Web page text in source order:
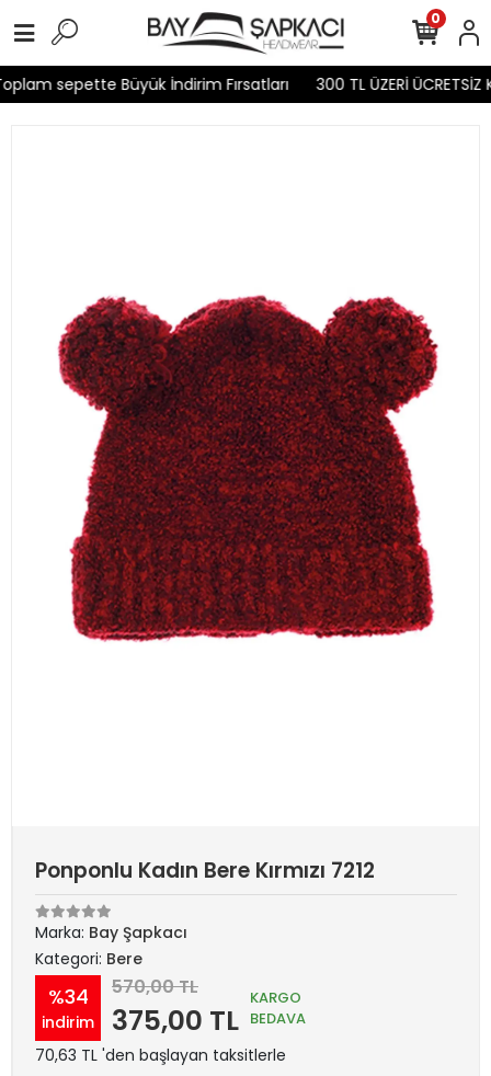
sepette Büyük İndirim Fırsatları 300 TL ÜZERİ ÜCRETSİZ
0
Ponponlu Kadın Bere Kırmızı 7212
Marka: Bay Şapkacı
Kategori: Bere
%34
indirim
570,00 TL
375,00 TL
KARGO
BEDAVA
70,63 TL 'den başlayan taksitlerle